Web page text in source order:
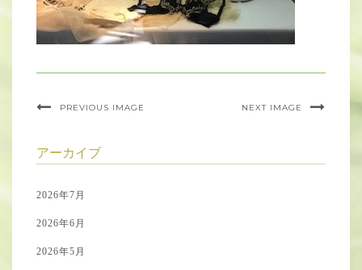
PREVIOUS IMAGE NEXT IMAGE
アーカイブ
2026年7月
2026年6月
2026年5月